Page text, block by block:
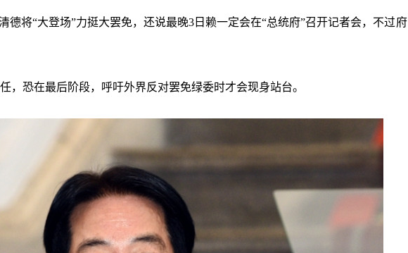
德将“大登场”力挺大罢免，还说最晚3日赖一定会在“总统府”召开记者会，不过府
，恐在最后阶段，呼吁外界反对罢免绿委时才会现身站台。